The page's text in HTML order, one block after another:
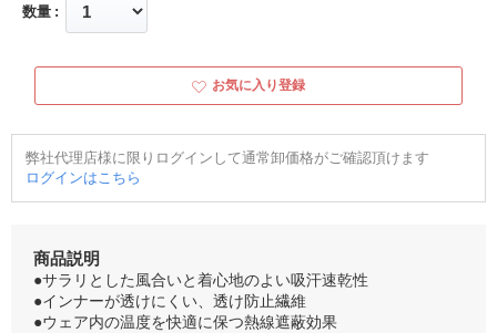
数量
お気に入り登録
弊社代理店様に限りログインして通常卸価格がご確認頂けます
ログインはこちら
商品説明
●サラリとした風合いと着心地のよい吸汗速乾性
●インナーが透けにくい、透け防止繊維
●ウェア内の温度を快適に保つ熱線遮蔽効果